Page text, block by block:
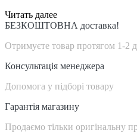
Читать далее
БЕЗКОШТОВНА доставка!
Отримуєте товар протягом 1-
Консультація менеджера
Допомога у підборі товару
Гарантія магазину
Продаємо тільки оригінальну